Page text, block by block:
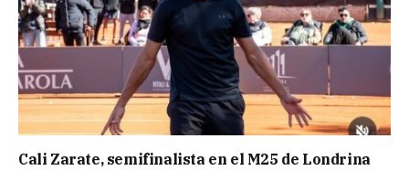
Cali Zarate, semifinalista en el M25 de Londrina